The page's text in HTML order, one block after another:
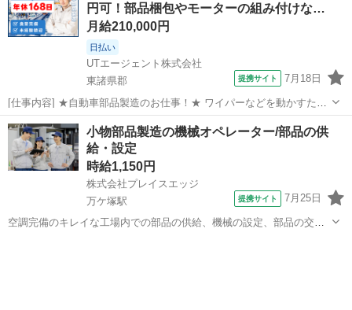
寮の利用(家...
円可！部品梱包やモーターの組み付けな…
月給210,000円
日払い
UTエージェント株式会社
東諸県郡
提携サイト 7月18日
[仕事内容] ★自動車部品製造のお仕事！★ ワイパーなどを動かすため
のモーターの製造業務をお任せします！ 一人立ちできるまで丁寧な教
育があり、安心して仕事が始められます♪ ＜具体的には＞ ◆製品の運
搬 ◆梱包作業 ◆各種...
宮崎 東諸県郡 工場
小物部品製造の機械オペレーター/部品の供
給・設定
時給1,150円
株式会社プレイスエッジ
万ケ塚駅
提携サイト 7月25日
空調完備のキレイな工場内での部品の供給、機械の設定、部品の交換